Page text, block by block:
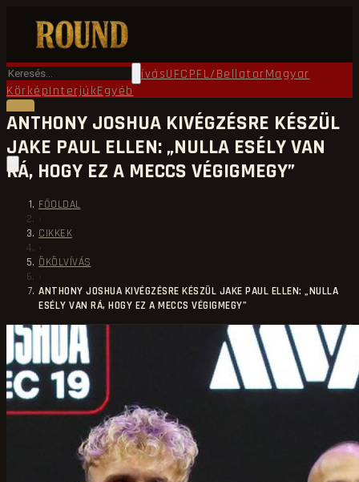
FőoldalRound TV ÖkölvívásUFCPFL/BellatorMagyar
KörképInterjúkEgyéb
ANTHONY JOSHUA KIVÉGZÉSRE KÉSZÜL
JAKE PAUL ELLEN: „NULLA ESÉLY VAN
RÁ, HOGY EZ A MECCS VÉGIGMEGY”
FŐOLDAL
›
CIKKEK
›
ÖKÖLVÍVÁS
›
ANTHONY JOSHUA KIVÉGZÉSRE KÉSZÜL JAKE PAUL ELLEN: „NULLA
ESÉLY VAN RÁ, HOGY EZ A MECCS VÉGIGMEGY”